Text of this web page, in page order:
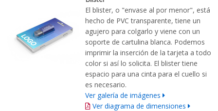
El blister, o "envase al por menor", está
hecho de PVC transparente, tiene un
agujero para colgarlo y viene con un
soporte de cartulina blanca. Podemos
imprimir la inserción de la tarjeta a todo
color si así lo solicita. El blister tiene
espacio para una cinta para el cuello si
es necesario.
Ver galería de imágenes
Ver diagrama de dimensiones